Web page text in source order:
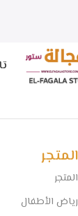
المتجر
المتجر
رياض الأطفال